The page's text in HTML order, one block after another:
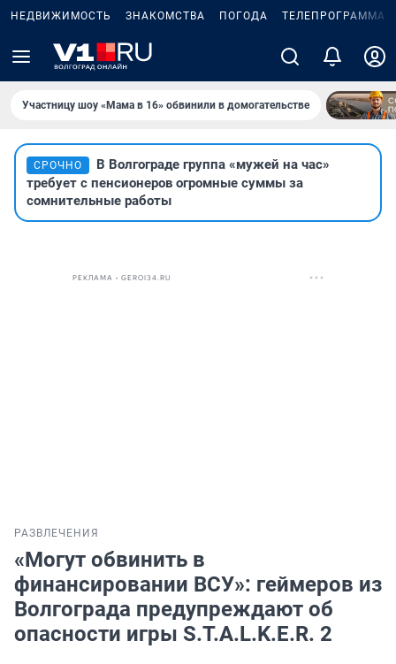
НЕДВИЖИМОСТЬ ЗНАКОМСТВА ПОГОДА ТЕЛЕПРОГРАММА
Участницу шоу «Мама в 16» обвинили в домогательстве
СРОЧНО
В Волгограде группа «мужей на час»
требует с пенсионеров огромные суммы за
сомнительные работы
РЕКЛАМА • GEROI34.RU
РАЗВЛЕЧЕНИЯ
«Могут обвинить в
финансировании ВСУ»: геймеров из
Волгограда предупреждают об
опасности игры S.T.A.L.K.E.R. 2